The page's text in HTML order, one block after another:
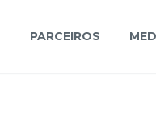
PARCEIROS